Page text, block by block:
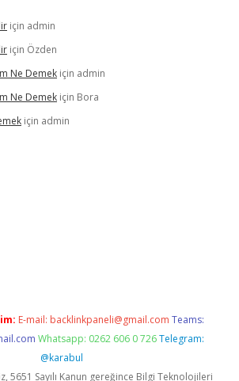
için admin
için Özden
Ne Demek için admin
Ne Demek için Bora
için admin
E-mail: backlinkpaneli@gmail.com Teams:
Whatsapp: 0262 606 0 726 Telegram:
@karabul
5651 Sayılı Kanun gereğince Bilgi Teknolojileri